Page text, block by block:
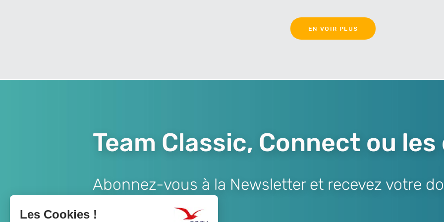
EN VOIR PLUS
Team Classic, Connect ou les
Abonnez-vous à la Newsletter et recevez votre